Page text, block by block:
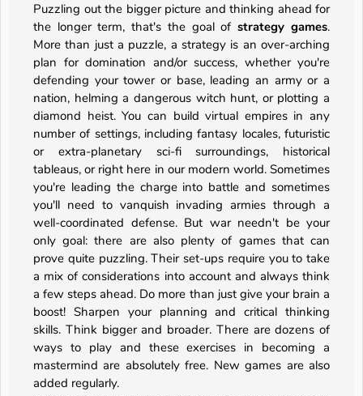
Puzzling out the bigger picture and thinking ahead for
the longer term, that's the goal of strategy games.
More than just a puzzle, a strategy is an over-arching
plan for domination and/or success, whether you're
defending your tower or base, leading an army or a
nation, helming a dangerous witch hunt, or plotting a
diamond heist. You can build virtual empires in any
number of settings, including fantasy locales, futuristic
or extra-planetary sci-fi surroundings, historical
tableaus, or right here in our modern world. Sometimes
you're leading the charge into battle and sometimes
you'll need to vanquish invading armies through a
well-coordinated defense. But war needn't be your
only goal: there are also plenty of games that can
prove quite puzzling. Their set-ups require you to take
a mix of considerations into account and always think
a few steps ahead. Do more than just give your brain a
boost! Sharpen your planning and critical thinking
skills. Think bigger and broader. There are dozens of
ways to play and these exercises in becoming a
mastermind are absolutely free. New games are also
added regularly.